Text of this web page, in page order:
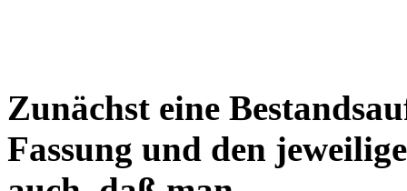
Zunächst eine
Fassung und den